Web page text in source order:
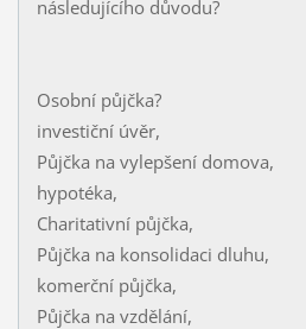
následujícího důvodu?
Osobní půjčka?
investiční úvěr,
Půjčka na vylepšení domova,
hypotéka,
Charitativní půjčka,
Půjčka na konsolidaci dluhu,
komerční půjčka,
Půjčka na vzdělání,